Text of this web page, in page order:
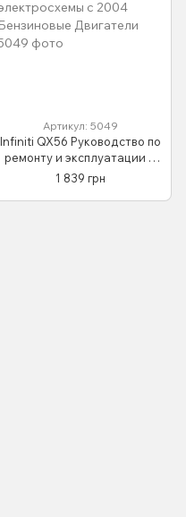
Артикул: 5049
Infiniti QX56 Руководство по
ремонту и эксплуатации +
электросхемы с 2004
Бензиновые Двигатели
1 839 грн